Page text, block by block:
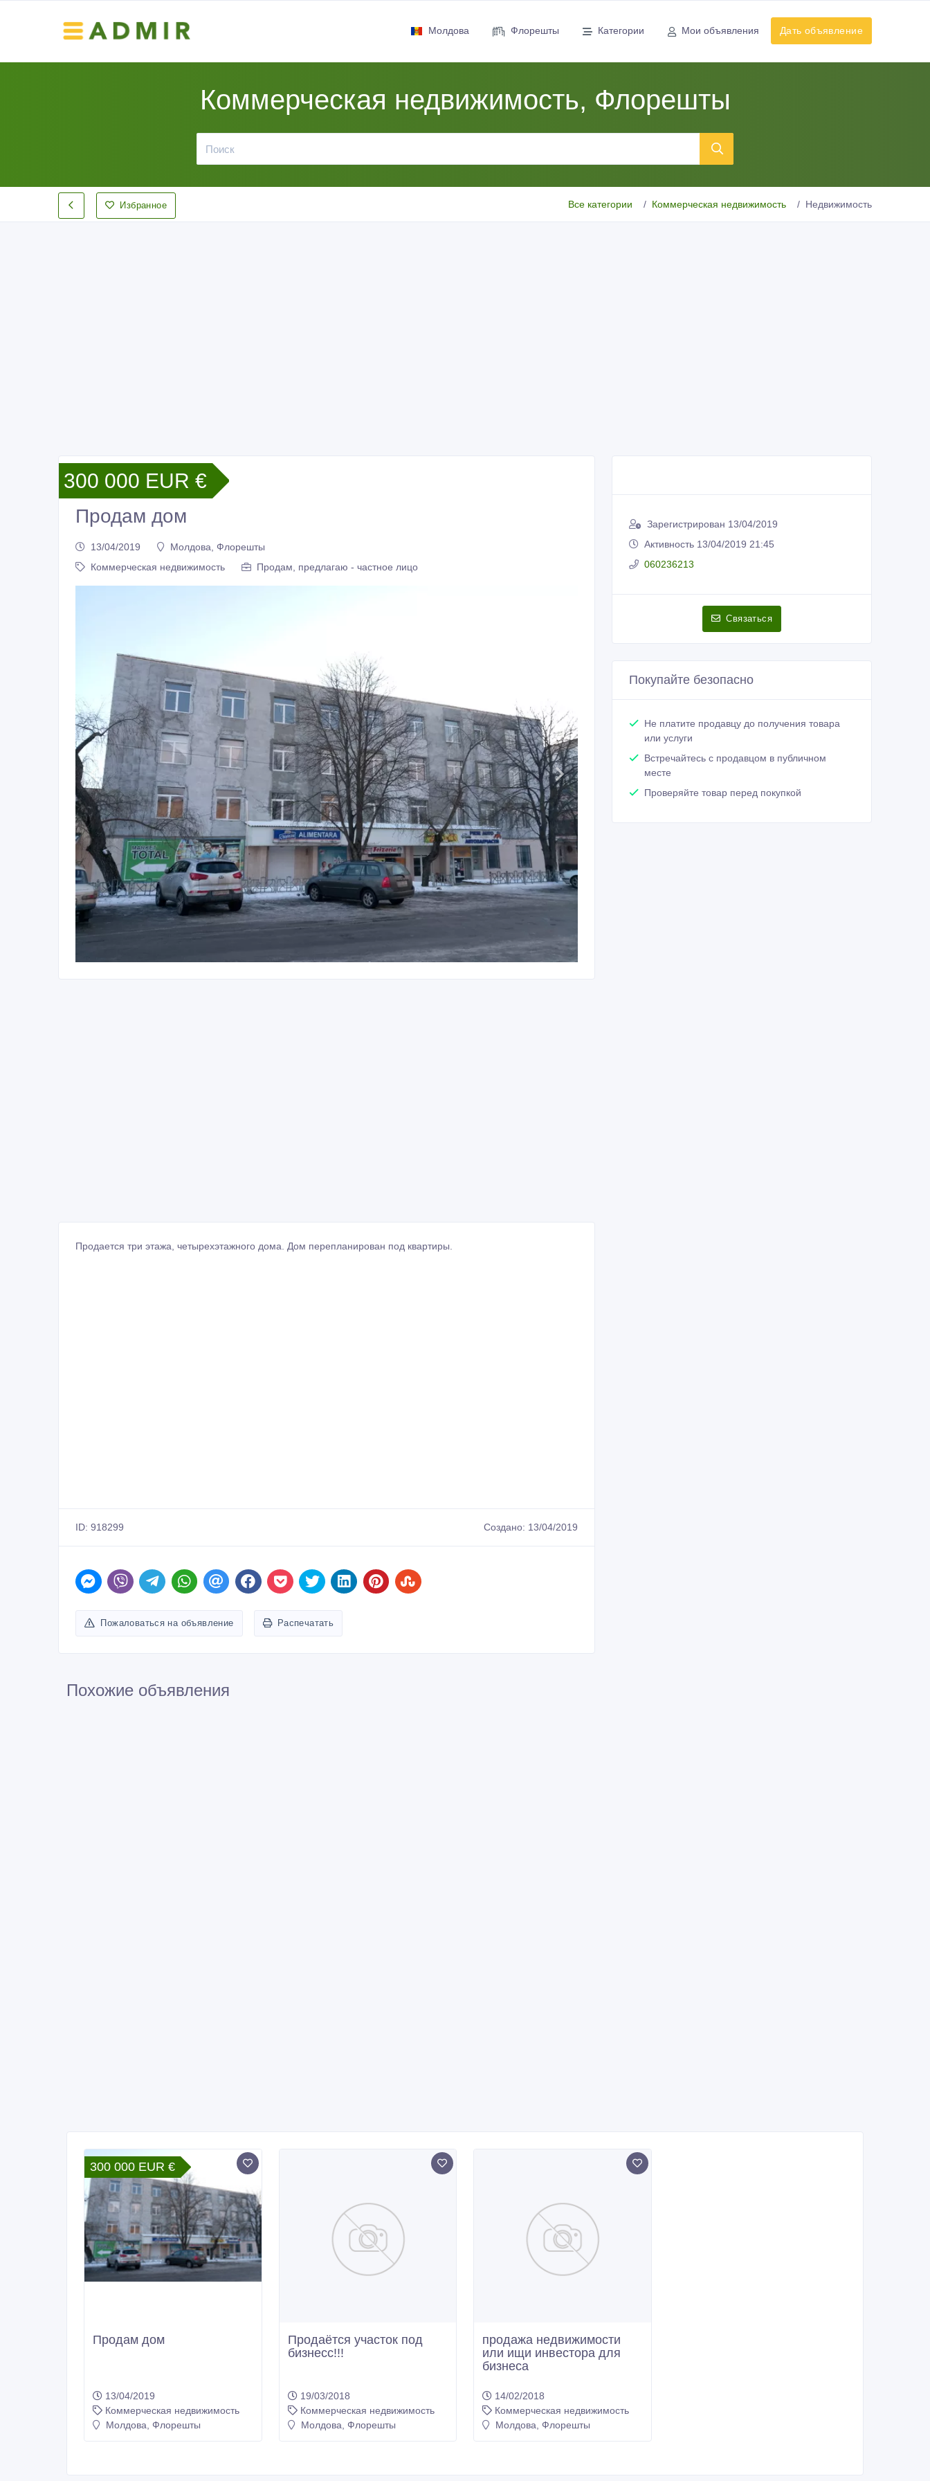
Молдова Флорешты Категории Мои объявления Дать объявление
Коммерческая недвижимость, Флорешты
Избранное Все категории Коммерческая недвижимость Недвижимость
300 000 EUR €
Продам дом
13/04/2019
Молдова, Флорешты
Коммерческая недвижимость
Продам, предлагаю - частное лицо
Продается три этажа, четырехэтажного дома. Дом перепланирован под квартиры.
ID: 918299 Создано: 13/04/2019
Пожаловаться на объявление Распечатать
Зарегистрирован 13/04/2019
Активность 13/04/2019 21:45
060236213
Связаться
Покупайте безопасно
Не платите продавцу до получения товара
или услуги
Встречайтесь с продавцом в публичном
месте
Проверяйте товар перед покупкой
Похожие объявления
300 000 EUR €
Продам дом
13/04/2019
Коммерческая недвижимость
Молдова, Флорешты
Продаётся участок под
бизнесс!!!
19/03/2018
Коммерческая недвижимость
Молдова, Флорешты
продажа недвижимости
или ищи инвестора для
бизнеса
14/02/2018
Коммерческая недвижимость
Молдова, Флорешты